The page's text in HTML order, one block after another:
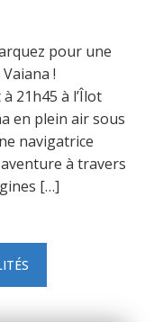
pour une
!
21h45 à l’Îlot
en plein air sous
navigatrice
à travers
[…]